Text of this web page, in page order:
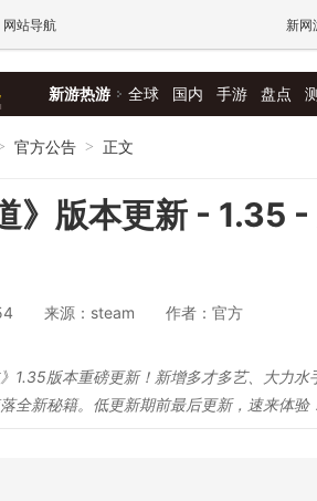
网站导航 新网
新游热游 全球 国内 手游 盘点
官方公告 > 正文
》版本更新 - 1.35
来源：steam 作者：官方
》1.35版本重磅更新！新增多才多艺、大力
全新秘籍。低更新期前最后更新，速来体验